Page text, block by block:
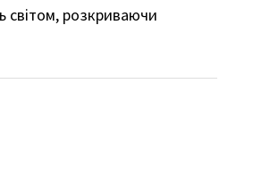
світом, розкриваючи